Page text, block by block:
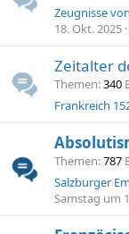
18. Okt. 2025
Zeitalter
Themen 340
Frankreich
Themen 787
Salzburger
Samstag um